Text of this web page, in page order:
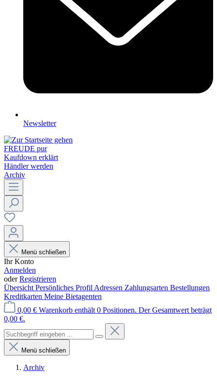
Newsletter
FREUDE pur
Kaufdown erklärt
Händler werden
Archiv
Menü schließen
Ihr Konto
Anmelden
oderRegistrieren
Übersicht Persönliches Profil Adressen Zahlungsarten Bestellungen
Kreditkarten Meine Bietagenten
0,00 € Warenkorb enthält 0 Positionen. Der Gesamtwert beträgt
0,00 €.
Menü schließen
Archiv